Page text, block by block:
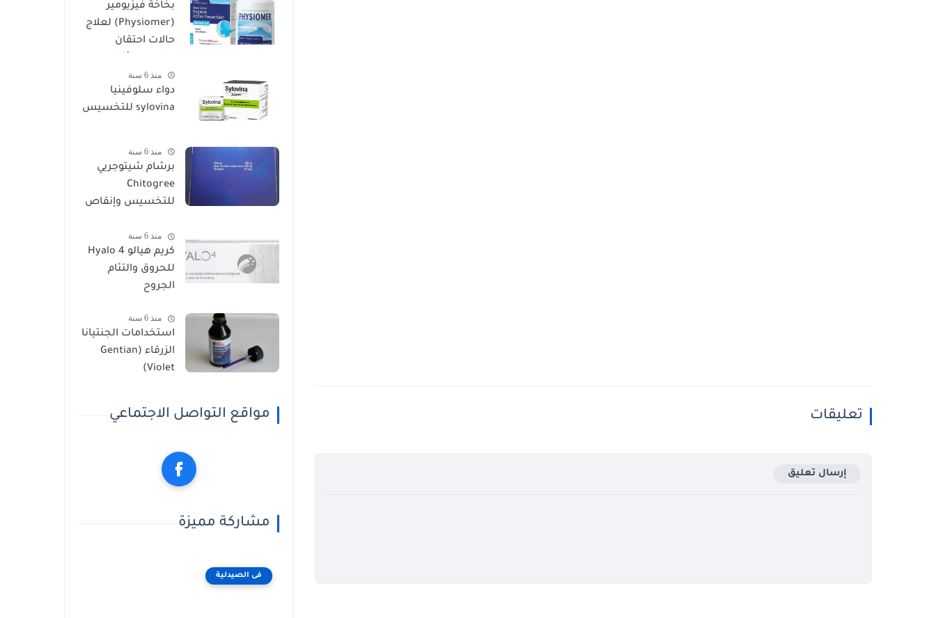
تعليقات
إرسال تعليق
بخاخة فيزيومير
(Physiomer) لعلاج
حالات احتقان
منذ 6 سنة
دواء سلوفينيا
sylovina للتخسيس
منذ 6 سنة
برشام شيتوجريي
Chitogree
للتخسيس وإنقاص
منذ 6 سنة
كريم هيالو 4 Hyalo
للحروق والتئام
الجروح
منذ 6 سنة
استخدامات الجنتيانا
الزرقاء (Gentian
Violet)
مواقع التواصل الاجتماعي
مشاركة مميزة
فى الصيدلية